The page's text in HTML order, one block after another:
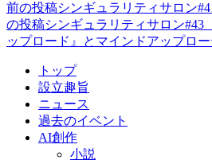
投
稿
前の投稿シンギュラリティサロン
の投稿シンギュラリティサロン
ップロード』とマインドアップロー
トップ
設立趣旨
ニュース
過去のイベント
AI創作
小説